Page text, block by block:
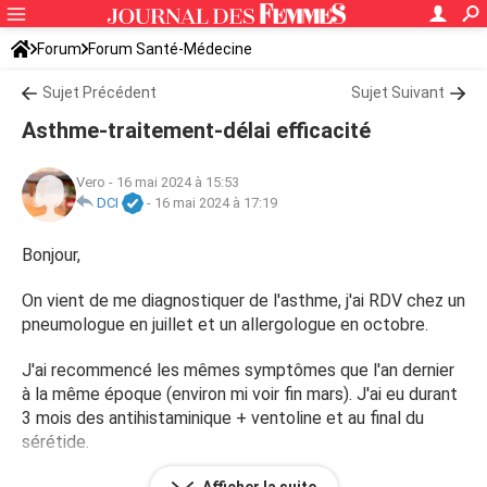
Forum Forum Santé-Médecine
Symptômes et maladies courantes
Sujet Précédent Sujet Suivant
Asthme-traitement-délai efficacité
Vero - 16 mai 2024 à 15:53
DCI
- 16 mai 2024 à 17:19
Bonjour,
On vient de me diagnostiquer de l'asthme, j'ai RDV chez un
pneumologue en juillet et un allergologue en octobre.
J'ai recommencé les mêmes symptômes que l'an dernier
à la même époque (environ mi voir fin mars). J'ai eu durant
3 mois des antihistaminique + ventoline et au final du
sérétide.